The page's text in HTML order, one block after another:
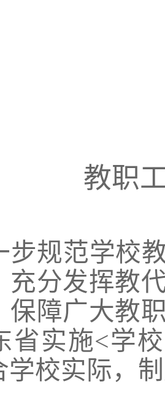
教职
步规范学校
充分发挥教
保障广大教
省实施<学
学校实际，